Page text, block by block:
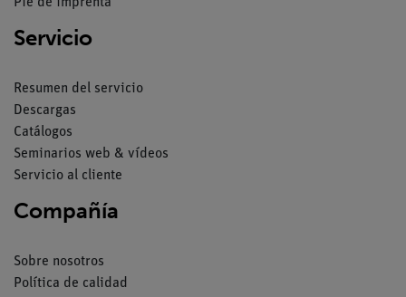
Pie de imprenta
Servicio
Resumen del servicio
Descargas
Catálogos
Seminarios web & vídeos
Servicio al cliente
Compañía
Sobre nosotros
Política de calidad